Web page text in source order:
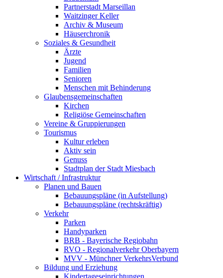
Partnerstadt Marseillan
Waitzinger Keller
Archiv & Museum
Häuserchronik
Soziales & Gesundheit
Ärzte
Jugend
Familien
Senioren
Menschen mit Behinderung
Glaubensgemeinschaften
Kirchen
Religiöse Gemeinschaften
Vereine & Gruppierungen
Tourismus
Kultur erleben
Aktiv sein
Genuss
Stadtplan der Stadt Miesbach
Wirtschaft / Infrastruktur
Planen und Bauen
Bebauungspläne (in Aufstellung)
Bebauungspläne (rechtskräftig)
Verkehr
Parken
Handyparken
BRB - Bayerische Regiobahn
RVO - Regionalverkehr Oberbayern
MVV - Münchner VerkehrsVerbund
Bildung und Erziehung
Kindertageseinrichtungen